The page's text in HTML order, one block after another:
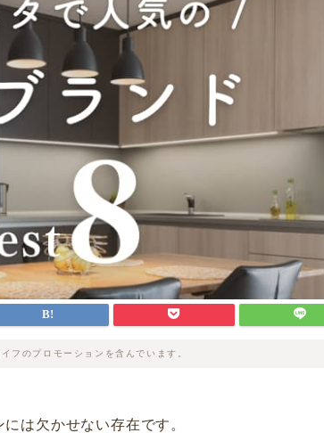
フのプロモーションを含んでいます。
は欠かせない存在です。